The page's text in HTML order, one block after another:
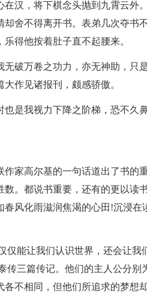
在汉，将下棋念头抛到九霄云外
舍不得离开书。表弟几次夺书
得他按着肚子直不起腰来。
无破万卷之功力，亦无神助，只
作见诸报刊，颇感骄傲。
也是我视力下降之阶梯，恐不久
作家高尔基的一句话道出了书的
。都说书重要，还有的更以读
风化雨滋润焦渴的心田!沉浸在
仅能让我们认识世界，还会让我
传三篇传记。他们的主人公分别
不相同，但他们所追求的梦想